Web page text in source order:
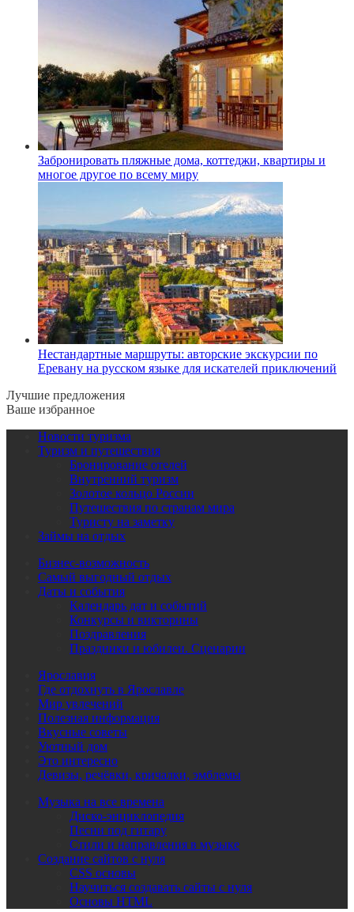
Забронировать пляжные дома, коттеджи, квартиры и
многое другое по всему миру
Нестандартные маршруты: авторские экскурсии по
Еревану на русском языке для искателей приключений
Лучшие предложения
Ваше избранное
Новости туризма
Туризм и путешествия
Бронирование отелей
Внутренний туризм
Золотое кольцо России
Путешествия по странам мира
Туристу на заметку
Займы на отдых
Бизнес-возможность
Самый выгодный отдых
Даты и события
Календарь дат и событий
Конкурсы и викторины
Поздравления
Праздники и юбилеи. Сценарии
Ярославия
Где отдохнуть в Ярославле
Мир увлечений
Полезная информация
Вкусные советы
Уютный дом
Это интересно
Девизы, речёвки, кричалки, эмблемы
Музыка на все времена
Диско-энциклопедия
Песни под гитару
Стили и направления в музыке
Создание сайтов с нуля
CSS основы
Научиться создавать сайты с нуля
Основы HTML